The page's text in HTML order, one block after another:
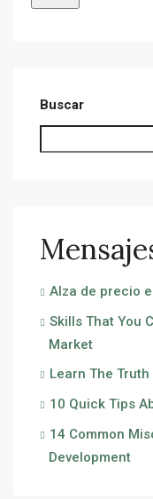
Buscar
Alza de precio
Skills That You
Market
Learn The
10 Quick Tips
14 Common
Development